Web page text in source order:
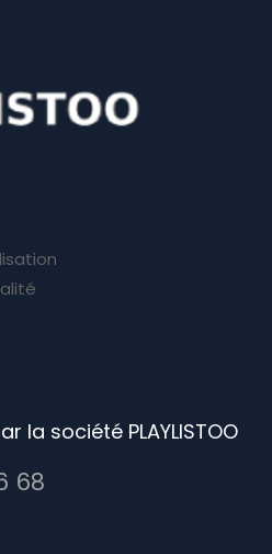
la société PLAYLISTOO
68